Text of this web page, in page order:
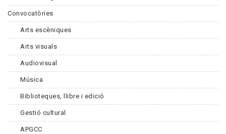
Convocatòries
Arts escèniques
Arts visuals
Audiovisual
Música
Biblioteques, llibre i edició
Gestió cultural
APGCC